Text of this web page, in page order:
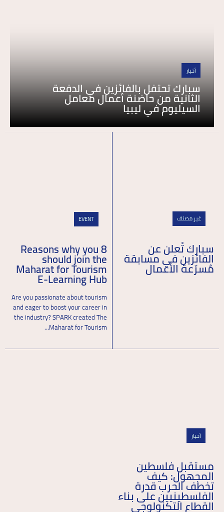
أخبار
سبارك تحتفل بالفائزين في الدفعة
الثانية من حاضنة أعمال معامل
السيليوم في ليبيا
غير مصنف
سبارك تْعلن عن
الفائزين في مسابقة
مُسرّعة الأعمال
EVENT
8 Reasons why you
should join the
Maharat for Tourism
E-Learning Hub
Are you passionate about tourism
and eager to boost your career in
the industry? SPARK created The
Maharat for Tourism…
أخبار
مستقبل فلسطين
المجهول: كيف
تخطف الحرب قدرة
الفلسطينيين على بناء
القطاع التكنولوجي